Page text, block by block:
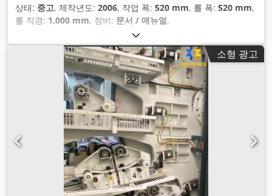
상태: 중고, 제작년도: 2006, 작업 폭: 520 mm, 롤 폭: 520 mm,
롤 직경: 1,000 mm, 장비: 문서 / 매뉴얼,
소형 광고